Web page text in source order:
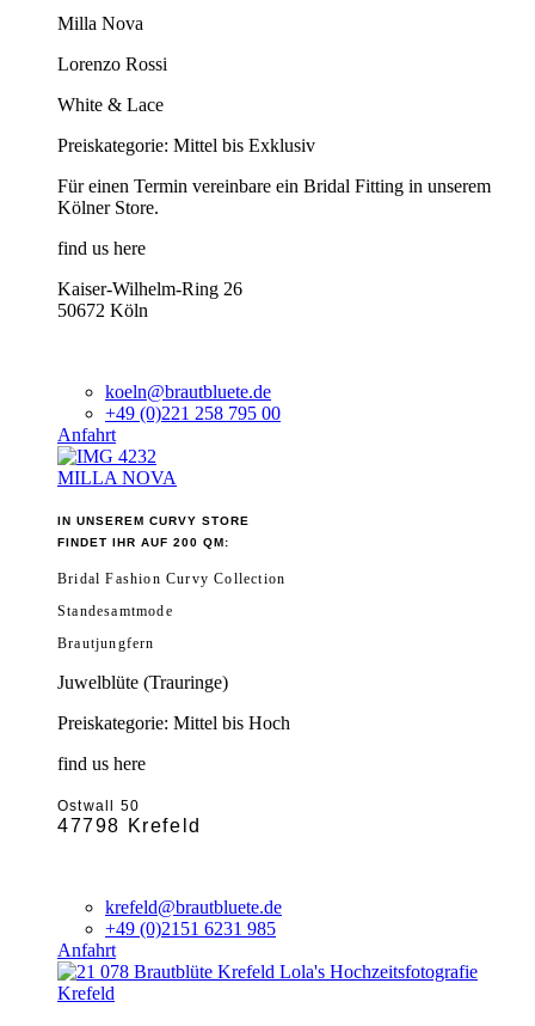
Milla Nova
Lorenzo Rossi
White & Lace
Preiskategorie: Mittel bis Exklusiv
Für einen Termin vereinbare ein Bridal Fitting in unserem
Kölner Store.
find us here
Kaiser-Wilhelm-Ring 26
50672 Köln
koeln@brautbluete.de
+49 (0)221 258 795 00
Anfahrt
MILLA NOVA
IN UNSEREM CURVY STORE
FINDET IHR AUF 200 QM:
Bridal Fashion Curvy Collection
Standesamtmode
Brautjungfern
Juwelblüte (Trauringe)
Preiskategorie: Mittel bis Hoch
find us here
Ostwall 50
47798 Krefeld
krefeld@brautbluete.de
+49 (0)2151 6231 985
Anfahrt
Krefeld